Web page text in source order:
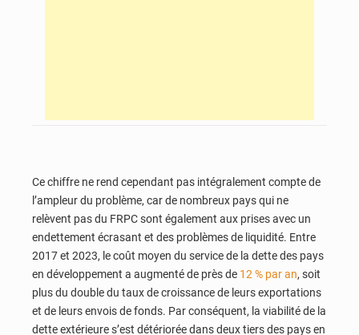
Ce chiffre ne rend cependant pas intégralement compte de
l’ampleur du problème, car de nombreux pays qui ne
relèvent pas du FRPC sont également aux prises avec un
endettement écrasant et des problèmes de liquidité. Entre
2017 et 2023, le coût moyen du service de la dette des pays
en développement a augmenté de près de 12 % par an, soit
plus du double du taux de croissance de leurs exportations
et de leurs envois de fonds. Par conséquent, la viabilité de la
dette extérieure s’est détériorée dans deux tiers des pays en